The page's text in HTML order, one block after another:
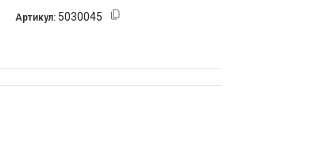
Артикул: 5030045